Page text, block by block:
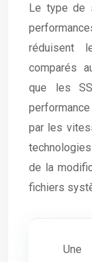
Le type de
réduisent
comparés
que les
par les
de la
fichiers